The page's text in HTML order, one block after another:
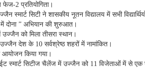
2 प्रतियोगिता।
स्मार्ट सिटी ने शासकीय नूतन विद्यालय में सभी
में दोना ” अभियान की शुरुआत।
को मिला तीसरा स्थान।
देश के 10 सर्वश्रेष्ठ शहरों में नामांकित।
आयोजन किया गया।
ईट स्मार्ट सिटीज चैलेंज में उज्जैन को 11 विजेताओं में से